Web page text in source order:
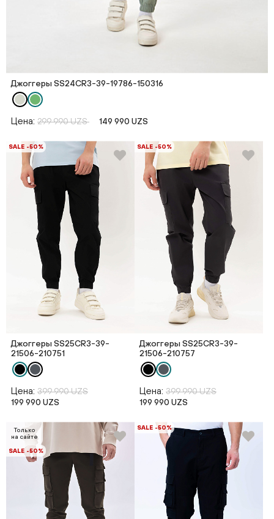
Джоггеры SS24CR3-39-19786-150316
Цена: 299 990 UZS 149 990 UZS
SALE -50%
Джоггеры SS25CR3-39-
21506-210751
Цена: 399 990 UZS
199 990 UZS
SALE -50%
Джоггеры SS25CR3-39-
21506-210757
Цена: 399 990 UZS
199 990 UZS
Только
на сайте
SALE -50%
SALE -50%